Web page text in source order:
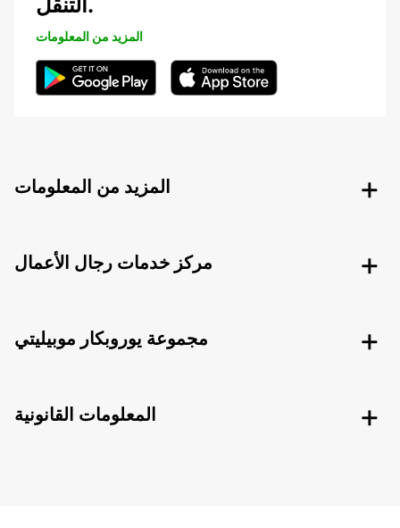
التنقل.
المزيد من المعلومات
المزيد من المعلومات
مركز خدمات رجال الأعمال
مجموعة يوروبكار موبيليتي
المعلومات القانونية